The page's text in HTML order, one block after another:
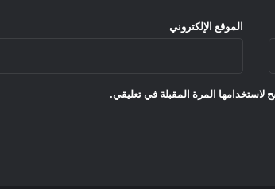
الموقع الإلكتروني
لاستخدامها المرة المقبلة في تعليقي.